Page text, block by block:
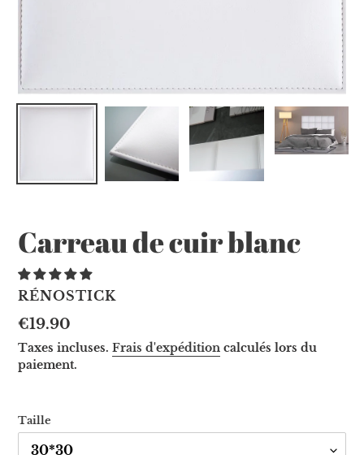
Carreau de cuir blanc
DISTRIBUTEUR
RÉNOSTICK
Prix
normal
€19.90
Taxes incluses. Frais d'expédition calculés lors du
paiement.
Taille